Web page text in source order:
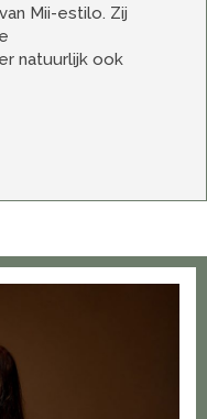
Mii-estilo. Zij
natuurlijk ook